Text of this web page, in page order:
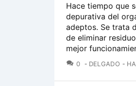
Hace tiempo que
depurativa del
adeptos. Se trata
de eliminar
mejor
0 COMENTARIOS
DELGADO